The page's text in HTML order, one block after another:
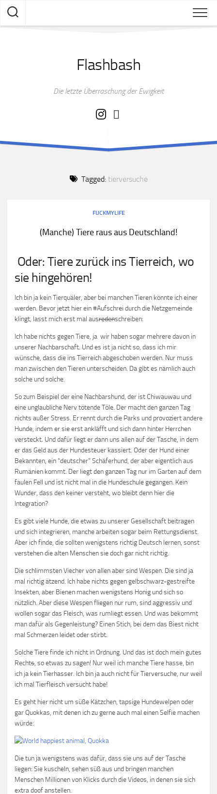
Skip
content
Flashbash
Die letzte Überraschung der Ewigkeit
Tagged: tierversuche
FUCKMYLIFE
(Manche) Tiere raus aus Deutschland!
Oder: Tiere zurück ins Tierreich, wo
sie hingehören!
Ich bin ja kein Tierquäler, aber bei manchen Tieren könnte ich einer
werden. Bevor jetzt hier ein #Aufschrei durch die Netzgemeinde
klingt, lasst mich erst mal ausredenschreiben:
Ich habe nichts gegen Tiere, ja wir haben sogar mehrere davon in
unserer Nachbarschaft. Und es ist ja nicht so, dass ich mir
wünsche, dass die ins Tierreich abgeschoben werden. Nur muss
man zwischen den Tieren unterscheiden. Da gibt es nämlich auch
solche und solche.
So zum Beispiel der eine Nachbarshund, der ist Chiwauwau und
eine unglaubliche Nerv tötende Töle. Der macht den ganzen Tag
nichts außer Stress. Er rennt durch die Parks und provoziert andere
Hunde, indem er sie erst ankläfft und sich dann hinter Herrchen
versteckt. Und dafür liegt er dann uns allen auf der Tasche, in dem
er das Geld aus der Hundesteuer kassiert. Oder der Hund einer
Bekannten, ein “deutscher” Schäferhund, der aber eigentlich aus
Rumänien kommt. Der liegt den ganzen Tag nur im Garten auf dem
faulen Fell und ist nicht mal in die Hundeschule gegangen. Kein
Wunder, dass den keiner versteht, wo bleibt denn hier die
Integration?
Es gibt viele Hunde, die etwas zu unserer Gesellschaft beitragen
und sich integrieren, manche arbeiten sogar beim Rettungsdienst.
Aber ich finde, die sollten wenigstens richtig Deutsch lernen, sonst
verstehen die alten Menschen sie doch gar nicht richtig.
Die schlimmsten Viecher von allen aber sind Wespen. Die sind ja
mal richtig ätzend. Ich habe nichts gegen gelbschwarz-gestreifte
Insekten, aber Bienen machen wenigstens Honig und sich so
nützlich. Aber diese Wespen fliegen nur rum, sind aggressiv und
wollen sogar das Fleisch, was rumliegt essen. Und was bekommt
man dafür als Gegenleistung? Einen Stich, bei dem das Biest nicht
mal Schmerzen leidet oder stirbt.
Solche Tiere finde ich nicht in Ordnung. Und das ist doch mein gutes
Rechts, so etwas zu sagen! Nur weil ich manche Tiere hasse, bin
ich ja kein Tierhasser. Ich bin ja auch nicht für Tierversuche, nur weil
ich mal Tierfleisch versucht habe!
Es geht hier nicht um süße Kätzchen, tapsige Hundewelpen oder
gar Quokkas, mit denen ich zu gerne auch mal einen Selfie machen
würde:
Die tun ja wenigstens was dafür, dass sie uns auf der Tasche
liegen: Sie kuscheln, sehen süß aus und bringen manchen
Menschen Millionen von Klicks durch die Videos, in denen sie sich
extra doof anstellen.